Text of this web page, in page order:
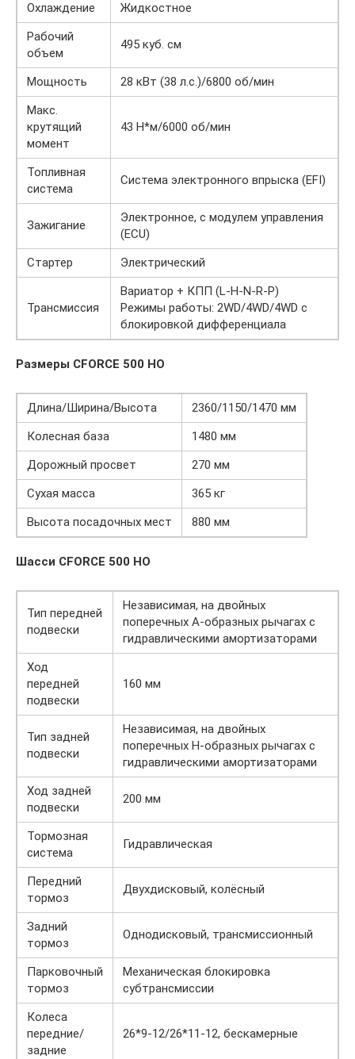
Охлаждение
Жидкостное
Рабочий
объем
495 куб. см
Мощность
28 кВт (38 л.с.)/6800 об/мин
Макс.
крутящий
момент
43 H*м/6000 об/мин
Топливная
система
Система электронного впрыска (EFI)
Зажигание
Электронное, с модулем управления
(ECU)
Стартер
Электрический
Трансмиссия
Вариатор + КПП (L-H-N-R-P)
Режимы работы: 2WD/4WD/4WD с
блокировкой дифференциала
Размеры CFORCE 500 HO
Длина/Ширина/Высота
2360/1150/1470 мм
Колесная база
1480 мм
Дорожный просвет
270 мм
Сухая масса
365 кг
Высота посадочных мест
880 мм
Шасси CFORCE 500 HO
Тип передней
подвески
Независимая, на двойных
поперечных А-образных рычагах с
гидравлическими амортизаторами
Ход
передней
подвески
160 мм
Тип задней
подвески
Независимая, на двойных
поперечных Н-образных рычагах с
гидравлическими амортизаторами
Ход задней
подвески
200 мм
Тормозная
система
Гидравлическая
Передний
тормоз
Двухдисковый, колёсный
Задний
тормоз
Однодисковый, трансмиссионный
Парковочный
тормоз
Механическая блокировка
субтрансмиссии
Колеса
передние/
задние
26*9-12/26*11-12, бескамерные